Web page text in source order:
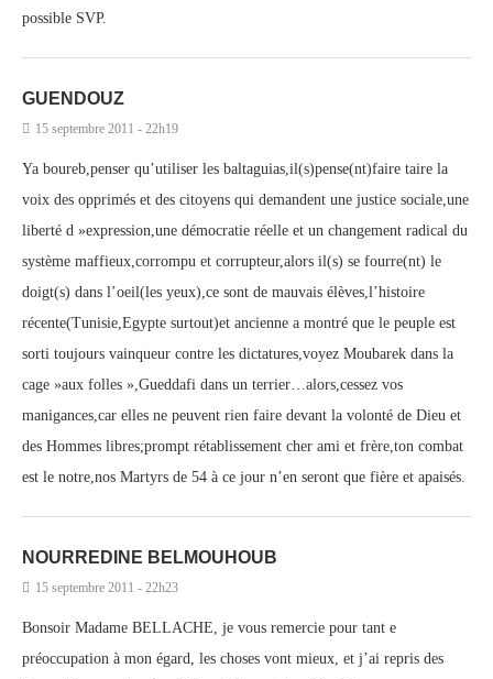
possible SVP.
GUENDOUZ
15 septembre 2011 - 22h19
Ya boureb,penser qu’utiliser les baltaguias,il(s)pense(nt)faire taire la
voix des opprimés et des citoyens qui demandent une justice sociale,une
liberté d »expression,une démocratie réelle et un changement radical du
système maffieux,corrompu et corrupteur,alors il(s) se fourre(nt) le
doigt(s) dans l’oeil(les yeux),ce sont de mauvais élèves,l’histoire
récente(Tunisie,Egypte surtout)et ancienne a montré que le peuple est
sorti toujours vainqueur contre les dictatures,voyez Moubarek dans la
cage »aux folles »,Gueddafi dans un terrier…alors,cessez vos
manigances,car elles ne peuvent rien faire devant la volonté de Dieu et
des Hommes libres;prompt rétablissement cher ami et frère,ton combat
est le notre,nos Martyrs de 54 à ce jour n’en seront que fière et apaisés.
NOURREDINE BELMOUHOUB
15 septembre 2011 - 22h23
Bonsoir Madame BELLACHE, je vous remercie pour tant e
préoccupation à mon égard, les choses vont mieux, et j’ai repris des